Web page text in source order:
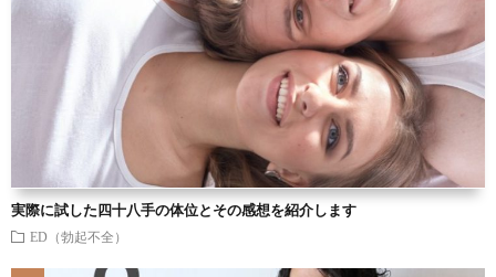
実際に試した四十八手の体位とその感想を紹介します
ED（勃起不全）